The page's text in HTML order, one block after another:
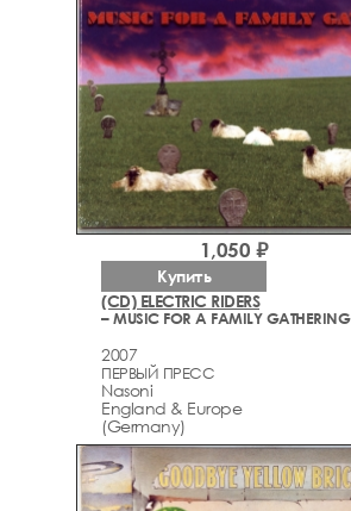
(CD) ELECTRIC RIDERS
– MUSIC FOR A FAMILY GATHERING
2007
ПЕРВЫЙ ПРЕСС
Nasoni
England & Europe
(Germany)
1,050 ₽
Купить